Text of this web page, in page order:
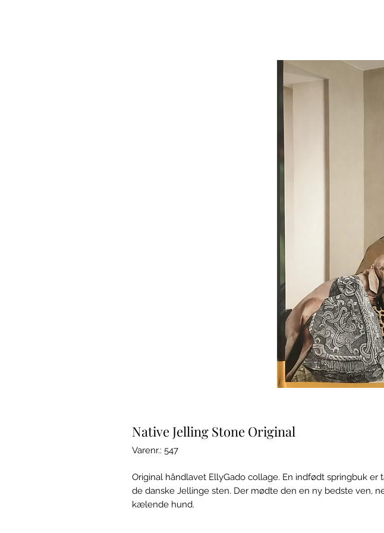
Native Jelling Stone Original
Varenr.: 547
Original håndlavet EllyGado collage. En indfødt springbuk er
de danske Jellinge sten. Der mødte den en ny bedste ven,
kælende hund.